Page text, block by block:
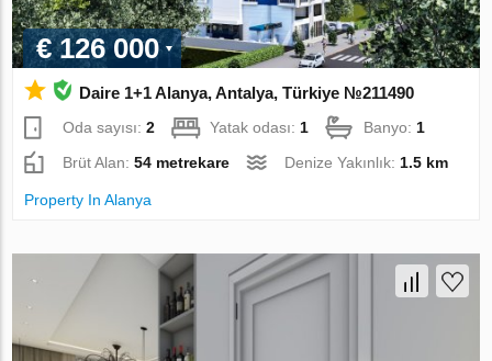
€ 126 000
Daire 1+1 Alanya, Antalya, Türkiye №211490
Oda sayısı:2 Yatak odası: 1 Banyo: 1
Brüt Alan:54 metrekare Denize Yakınlık: 1.5 km
Property In Alanya